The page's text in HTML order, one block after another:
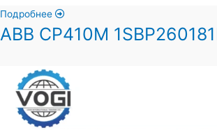
Подробнее
ABB CP410M